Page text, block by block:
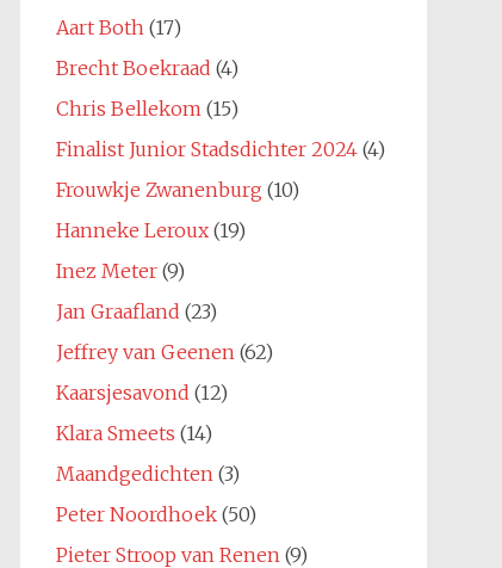
Aart Both(17)
Brecht Boekraad (4)
Chris Bellekom(15)
Finalist Junior Stadsdichter 2024(4)
Frouwkje Zwanenburg (10)
Hanneke Leroux(19)
Inez Meter(9)
Jan Graafland (23)
Jeffrey van Geenen(62)
Kaarsjesavond (12)
Klara Smeets (14)
Maandgedichten(3)
Peter Noordhoek(50)
Pieter Stroop van Renen(9)